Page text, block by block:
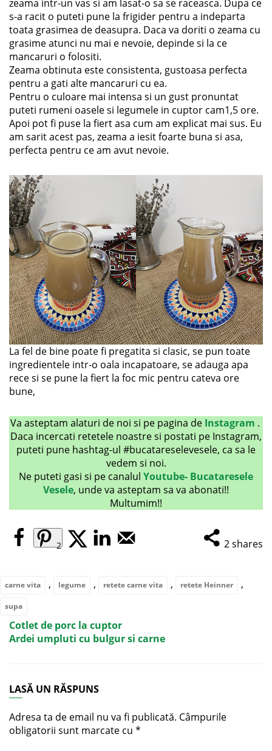
zeama intr-un vas si am lasat-o sa se raceasca. Dupa ce
s-a racit o puteti pune la frigider pentru a indeparta
toata grasimea de deasupra. Daca va doriti o zeama cu
grasime atunci nu mai e nevoie, depinde si la ce
mancaruri o folositi.
Zeama obtinuta este consistenta, gustoasa perfecta
pentru a gati alte mancaruri cu ea.
Pentru o culoare mai intensa si un gust pronuntat
puteti rumeni oasele si legumele in cuptor cam1,5 ore.
Apoi pot fi puse la fiert asa cum am explicat mai sus. Eu
am sarit acest pas, zeama a iesit foarte buna si asa,
perfecta pentru ce am avut nevoie.
La fel de bine poate fi pregatita si clasic, se pun toate
ingredientele intr-o oala incapatoare, se adauga apa
rece si se pune la fiert la foc mic pentru cateva ore
bune,
Va asteptam alaturi de noi si pe pagina de Instagram .
Daca incercati retetele noastre si postati pe Instagram,
puteti pune hashtag-ul #bucatareselevesele, ca sa le
vedem si noi.
Ne puteti gasi si pe canalul Youtube- Bucataresele
Vesele, unde va asteptam sa va abonati!!
Multumim!!
2shares
2
carne vita , legume , retete carne vita , retete Heinner ,
supa
Cotlet de porc la cuptor
Ardei umpluti cu bulgur si carne
LASĂ UN RĂSPUNS
Adresa ta de email nu va fi publicată. Câmpurile
obligatorii sunt marcate cu *